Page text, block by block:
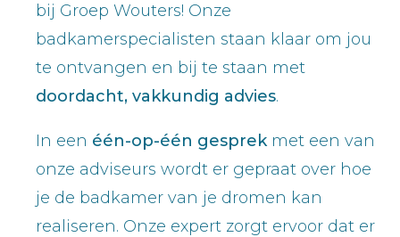
bij Groep Wouters! Onze
badkamerspecialisten staan klaar om jou
te ontvangen en bij te staan met
doordacht, vakkundig advies.
In een één-op-één gesprekmet een van
onze adviseurs wordt er gepraat over hoe
je de badkamer van je dromen kan
realiseren. Onze expert zorgt ervoor dat er